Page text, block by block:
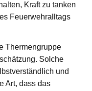
Kraft zu tanken
Feuerwehralltags
Thermengruppe
Solche
und
Art, dass das